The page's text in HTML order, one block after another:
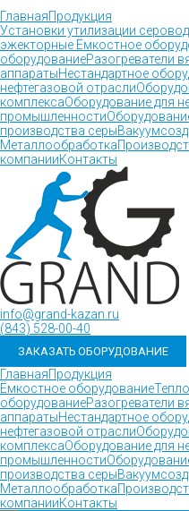
ГлавнаяПродукция
Установки утилизации
эжекторные Ёмкостное
оборудованиеРазогреватели
аппаратыНестандартное
нефтегазовой отрасли
комплексаОборудование для
промышленности
производства серы
Металлообработка
компанииКонтакты
info@grand-kazan.ru
(843) 528-00-40
ЗАКАЗАТЬ ОБОРУДОВАНИЕ
ГлавнаяПродукция
Ёмкостное оборудование
оборудованиеРазогреватели
аппаратыНестандартное
нефтегазовой отрасли
комплексаОборудование для
промышленности
производства серы
Металлообработка
компанииКонтакты